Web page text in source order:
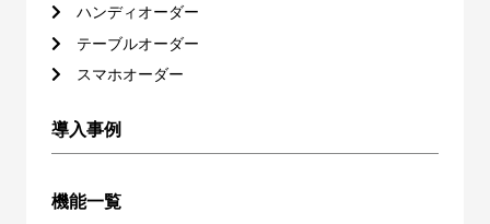
ハンディオーダー
テーブルオーダー
スマホオーダー
導入事例
機能一覧